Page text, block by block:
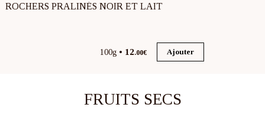
ROCHERS PRALINÉS NOIR ET LAIT
100g 12.00€ Ajouter
FRUITS SECS